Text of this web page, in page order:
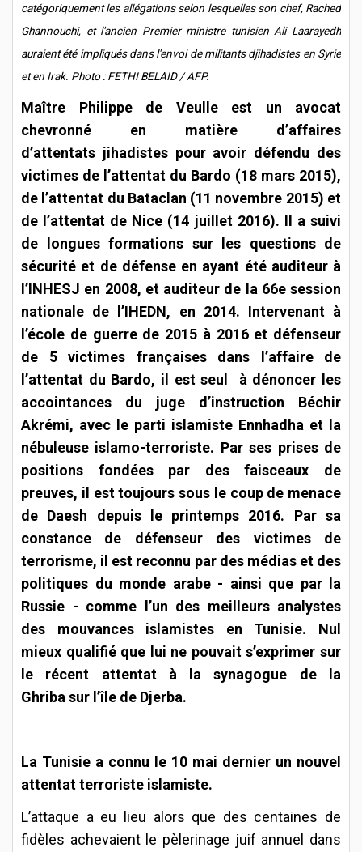
catégoriquement les allégations selon lesquelles son chef, Rached
Ghannouchi, et l'ancien Premier ministre tunisien Ali Laarayedh
auraient été impliqués dans l'envoi de militants djihadistes en Syrie
et en Irak. Photo : FETHI BELAID / AFP.
Maître Philippe de Veulle est un avocat
chevronné en matière d’affaires
d’attentats jihadistes pour avoir défendu des
victimes de l’attentat du Bardo (18 mars 2015),
de l’attentat du Bataclan (11 novembre 2015) et
de l’attentat de Nice (14 juillet 2016). Il a suivi
de longues formations sur les questions de
sécurité et de défense en ayant été auditeur à
l’INHESJ en 2008, et auditeur de la 66e session
nationale de l’IHEDN, en 2014. Intervenant à
l’école de guerre de 2015 à 2016 et défenseur
de 5 victimes françaises dans l’affaire de
l’attentat du Bardo, il est seul à dénoncer les
accointances du juge d’instruction Béchir
Akrémi, avec le parti islamiste Ennhadha et la
nébuleuse islamo-terroriste. Par ses prises de
positions fondées par des faisceaux de
preuves, il est toujours sous le coup de menace
de Daesh depuis le printemps 2016. Par sa
constance de défenseur des victimes de
terrorisme, il est reconnu par des médias et des
politiques du monde arabe - ainsi que par la
Russie - comme l’un des meilleurs analystes
des mouvances islamistes en Tunisie. Nul
mieux qualifié que lui ne pouvait s’exprimer sur
le récent attentat à la synagogue de la
Ghriba sur l’île de Djerba.
La Tunisie a connu le 10 mai dernier un nouvel
attentat terroriste islamiste.
L’attaque a eu lieu alors que des centaines de
fidèles achevaient le pèlerinage juif annuel dans